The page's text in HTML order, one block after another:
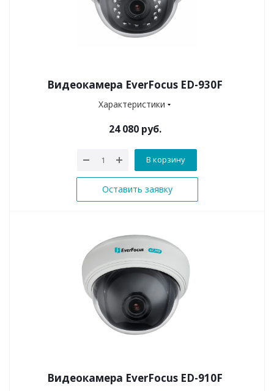
Видеокамера EverFocus ED-930F
Характеристики
24 080 руб.
В корзину
Оставить заявку
Видеокамера EverFocus ED-910F